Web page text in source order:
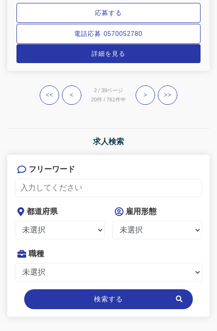
応募する
電話応募 0570052780
詳細を見る
<< <
2 / 39ページ
20件 / 761件中
> >>
求人検索
フリーワード
都道府県 雇用形態
職種
検索する